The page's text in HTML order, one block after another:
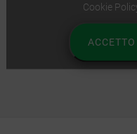
Cookie
ACCETTO